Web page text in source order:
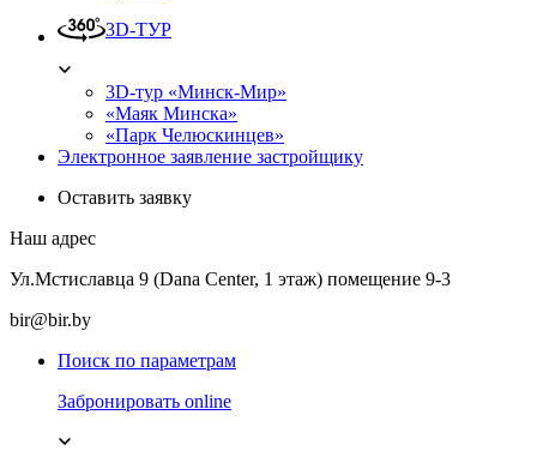
3D-ТУР
3D-тур «Минск-Мир»
«Маяк Минска»
«Парк Челюскинцев»
Электронное заявление застройщику
Оставить заявку
Наш адрес
Ул.Мстиславца 9 (Dana Center, 1 этаж) помещение 9-3
bir@bir.by
Поиск по параметрам
Забронировать online